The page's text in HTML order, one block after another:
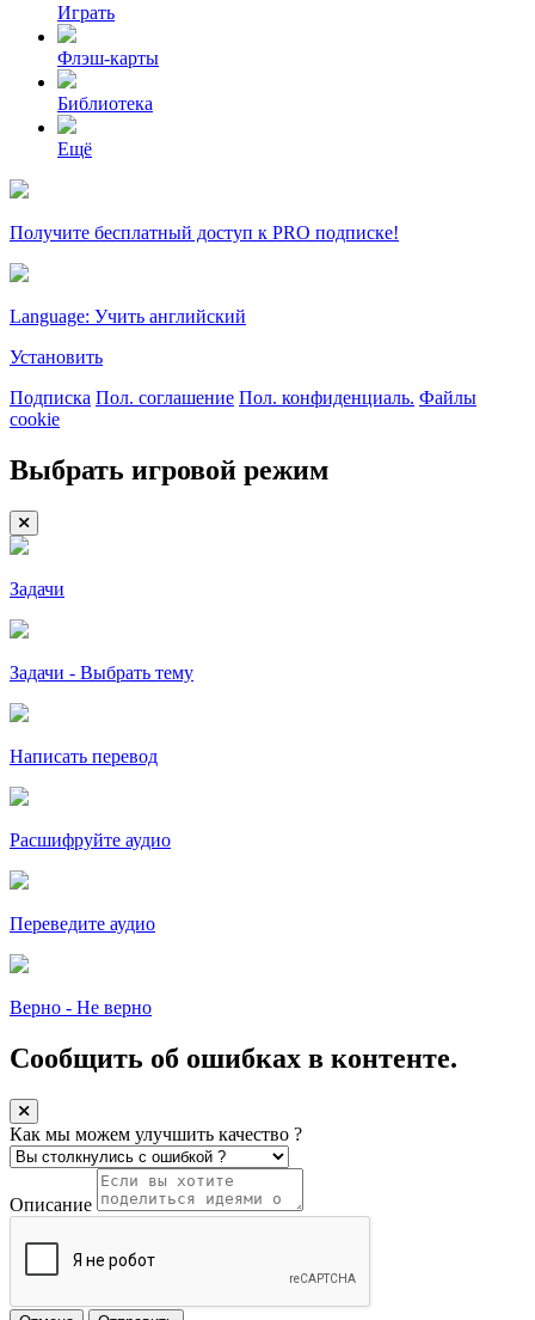
Играть
Флэш-карты
Библиотека
Ещё
Получите бесплатный доступ к PRO подписке!
Language: Учить английский
Установить
Подписка Пол. соглашение Пол. конфиденциаль. Файлы
cookie
Выбрать игровой режим
Задачи
Задачи - Выбрать тему
Написать перевод
Расшифруйте аудио
Переведите аудио
Верно - Не верно
Сообщить об ошибках в контенте.
Как мы можем улучшить качество ?
Описание